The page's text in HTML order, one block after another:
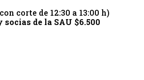
corte de 12:30 a 13:00 h)
socias de la SAU $6.500